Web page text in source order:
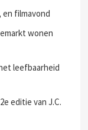
en filmavond
wonen
leefbaarheid
editie van J.C.